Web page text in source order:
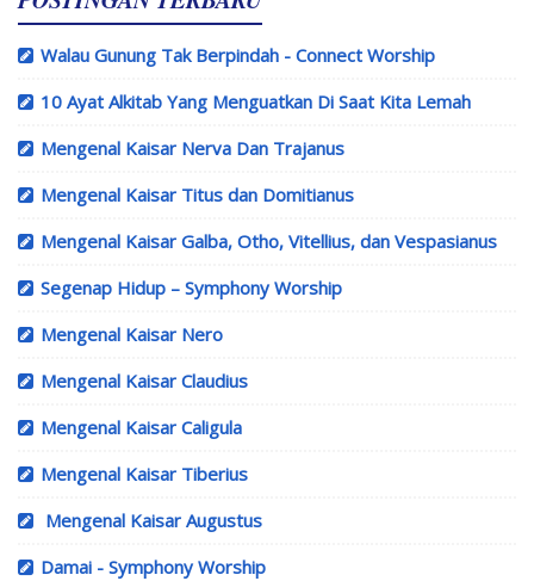
Walau Gunung Tak Berpindah - Connect Worship
10 Ayat Alkitab Yang Menguatkan Di Saat Kita Lemah
Mengenal Kaisar Nerva Dan Trajanus
Mengenal Kaisar Titus dan Domitianus
Mengenal Kaisar Galba, Otho, Vitellius, dan Vespasianus
Segenap Hidup – Symphony Worship
Mengenal Kaisar Nero
Mengenal Kaisar Claudius
Mengenal Kaisar Caligula
Mengenal Kaisar Tiberius
Mengenal Kaisar Augustus
Damai - Symphony Worship